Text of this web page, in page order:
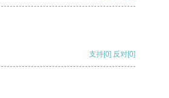
支持[0] 反对[0]